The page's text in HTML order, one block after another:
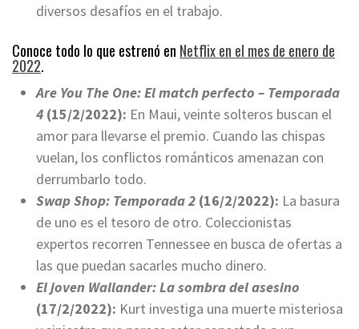
diversos desafíos en el trabajo.
Conoce todo lo que estrenó en Netflix en el mes de enero de
2022.
Are You The One: El match perfecto – Temporada
4 (15/2/2022): En Maui, veinte solteros buscan el
amor para llevarse el premio. Cuando las chispas
vuelan, los conflictos románticos amenazan con
derrumbarlo todo.
Swap Shop: Temporada 2 (16/2/2022): La basura
de uno es el tesoro de otro. Coleccionistas
expertos recorren Tennessee en busca de ofertas a
las que puedan sacarles mucho dinero.
El joven Wallander: La sombra del asesino
(17/2/2022): Kurt investiga una muerte misteriosa